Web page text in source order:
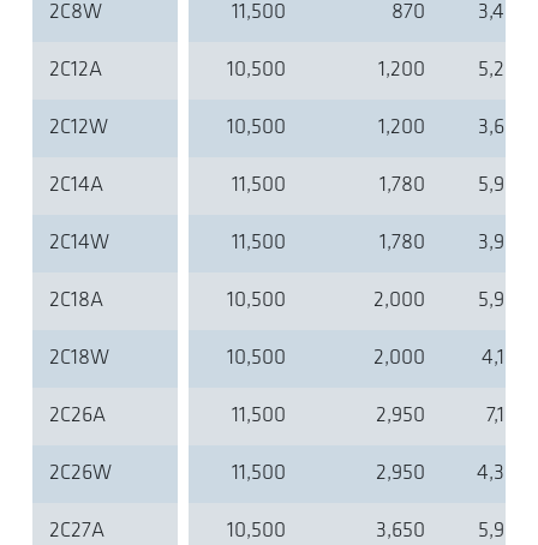
2C8W 11,500 870 3,400
2C12A 10,500 1,200 5,200
2C12W 10,500 1,200 3,600
2C14A 11,500 1,780 5,900
2C14W 11,500 1,780 3,980
2C18A 10,500 2,000 5,900
2C18W 10,500 2,000 4,100
2C26A 11,500 2,950 7,100
2C26W 11,500 2,950 4,300
2C27A 10,500 3,650 5,900